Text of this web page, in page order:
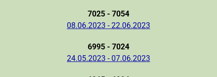
7025 - 7054
08.06.2023 - 22.06.2023
6995 - 7024
24.05.2023 - 07.06.2023